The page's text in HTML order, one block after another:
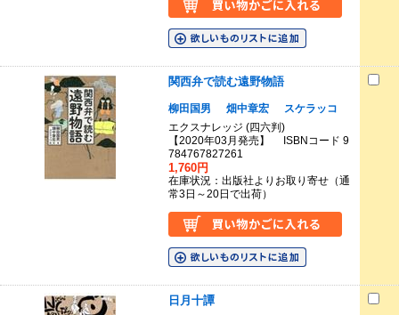
関西弁で読む遠野物語
柳田国男 畑中章宏
スケラッコ
エクスナレッジ (四六判)
【2020年03月発売】 ISBNコード 9
784767827261
1,760円
在庫状況：出版社よりお取り寄せ（通
常3日～20日で出荷）
日月十譚